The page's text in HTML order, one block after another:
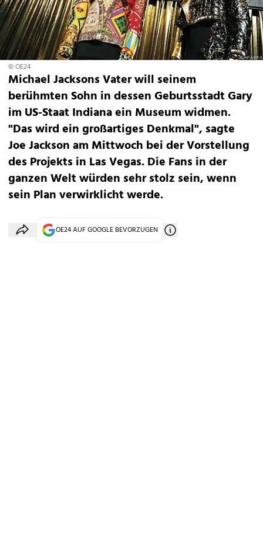
© OE24
Michael Jacksons Vater will seinem
berühmten Sohn in dessen Geburtsstadt Gary
im US-Staat Indiana ein Museum widmen.
"Das wird ein großartiges Denkmal", sagte
Joe Jackson am Mittwoch bei der Vorstellung
des Projekts in Las Vegas. Die Fans in der
ganzen Welt würden sehr stolz sein, wenn
sein Plan verwirklicht werde.
OE24 AUF GOOGLE BEVORZUGEN